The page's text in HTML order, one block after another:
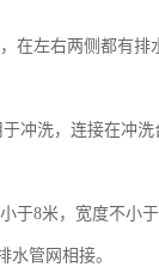
在左右两侧都有
冲洗，连接在冲
于8米，宽度不小
水管网相接。